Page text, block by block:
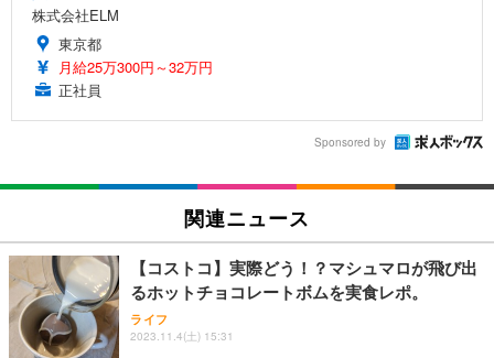
株式会社ELM
東京都
月給25万300円～32万円
正社員
Sponsored by
関連ニュース
【コストコ】実際どう！？マシュマロが飛び出
るホットチョコレートボムを実食レポ。
ライフ
2023.11.4(土) 15:31